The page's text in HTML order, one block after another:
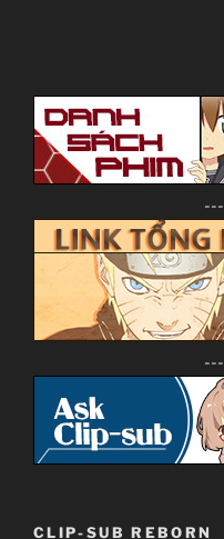
---
---
CLIP-SUB REBORN